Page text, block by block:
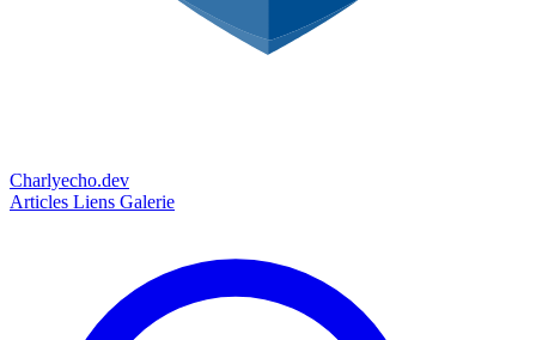
Charlyecho.dev
Articles Liens Galerie